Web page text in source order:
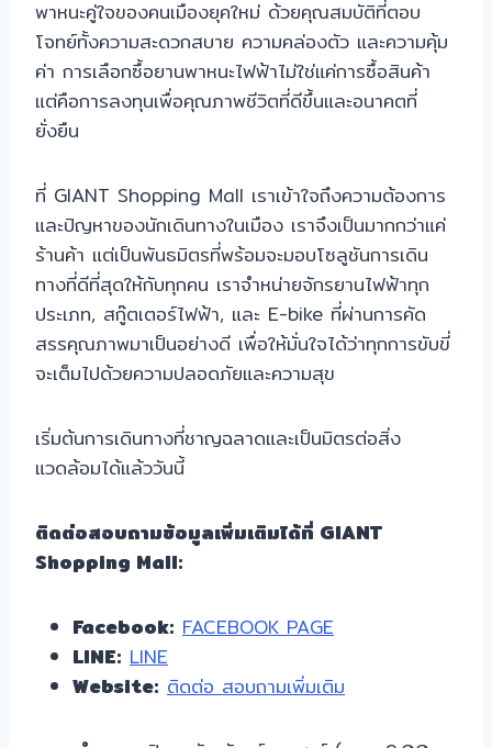
พาหนะคู่ใจของคนเมืองยุคใหม่ ด้วยคุณสมบัติที่ตอบ
โจทย์ทั้งความสะดวกสบาย ความคล่องตัว และความคุ้ม
ค่า การเลือกซื้อยานพาหนะไฟฟ้าไม่ใช่แค่การซื้อสินค้า
แต่คือการลงทุนเพื่อคุณภาพชีวิตที่ดีขึ้นและอนาคตที่
ยั่งยืน
ที่ GIANT Shopping Mall เราเข้าใจถึงความต้องการ
และปัญหาของนักเดินทางในเมือง เราจึงเป็นมากกว่าแค่
ร้านค้า แต่เป็นพันธมิตรที่พร้อมจะมอบโซลูชันการเดิน
ทางที่ดีที่สุดให้กับทุกคน เราจำหน่ายจักรยานไฟฟ้าทุก
ประเภท, สกู๊ตเตอร์ไฟฟ้า, และ E-bike ที่ผ่านการคัด
สรรคุณภาพมาเป็นอย่างดี เพื่อให้มั่นใจได้ว่าทุกการขับขี่
จะเต็มไปด้วยความปลอดภัยและความสุข
เริ่มต้นการเดินทางที่ชาญฉลาดและเป็นมิตรต่อสิ่ง
แวดล้อมได้แล้ววันนี้
ติดต่อสอบถามข้อมูลเพิ่มเติมได้ที่ GIANT
Shopping Mall:
Facebook: FACEBOOK PAGE
LINE: LINE
Website: ติดต่อ สอบถามเพิ่มเติม